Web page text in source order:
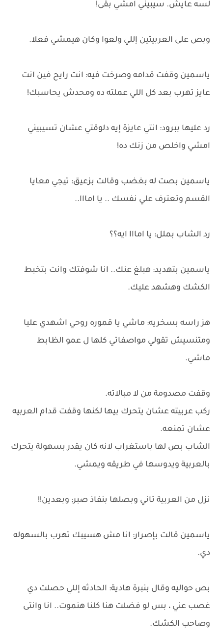
لسه عايش. سيبيني امشي بقى!
وبص على العربيتين إللي ولعوا وكان هيمشي فعلا.
ياسمين وقفت قدامه وصرخت فيه: انت رايح فين انت
عايز تهرب بعد كل اللي عملته ده ومحدش يحاسبك!
رد عليها ببرود: انتي عايزة إيه دلوقتي عشان تسيبيني
امشي واخلص من زنك ده!
ياسمين بصت له بغضب وقالت بزعيق: تيجي معايا
القسم وتعترف علي نفسك .. يا امااا..
رد الشاب بملل: يا امااا ايه؟؟
ياسمين بتهديد: هبلغ عنك.. انا شوفتك وانت بتخبط
الكشك وهشهد عليك.
هز راسه بسخريه: ماشي يا قموره روحي اشهدي عليا
ومتنسيش تقولي مواصفاتي كلها ل عمو الظابط
ماشي.
وقفت مصدومة من لا مبالاته.
ركب عربيته عشان يتحرك بيها لكنها وقفت قدام العربيه
عشان تمنعه.
الشاب بص لها باستغراب لانه كان يقدر بسهولة يتحرك
بالعربية ويدوسها في طريقه ويمشي.
نزل من العربية تاني وبصلها بنفاذ صبر: وبعدين!!
ياسمين قالت بإصرار: انا مش هسيبك تهرب بالسهوله
دي.
بص حواليه وقال بنبرة هادية: الحادثه إللي حصلت دي
غصب عني ، بس لو فضلت هنا كلنا هنموت.. انا وانتى
وصاحب الكشك.